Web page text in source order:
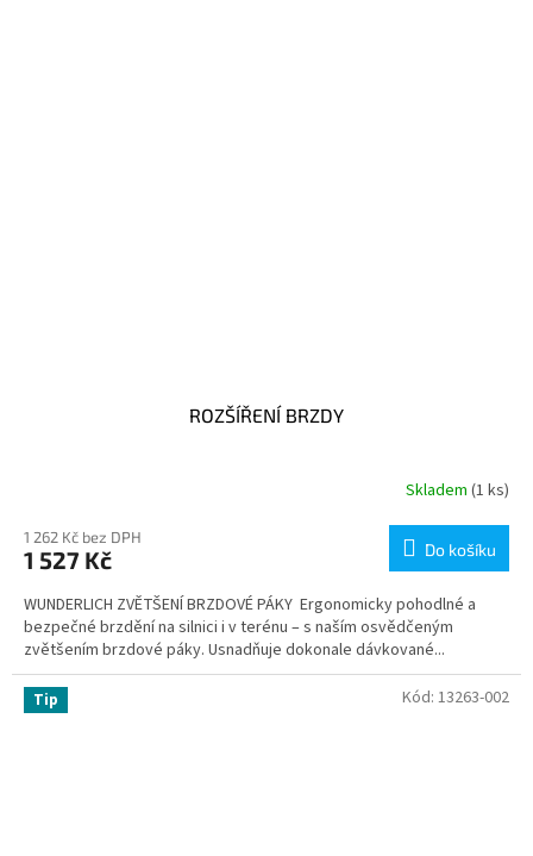
ROZŠÍŘENÍ BRZDY
Skladem (1 ks)
1 262 Kč bez DPH
1 527 Kč Do košíku
WUNDERLICH ZVĚTŠENÍ BRZDOVÉ PÁKY Ergonomicky pohodlné a
bezpečné brzdění na silnici i v terénu – s naším osvědčeným
zvětšením brzdové páky. Usnadňuje dokonale dávkované...
Tip Kód: 13263-002